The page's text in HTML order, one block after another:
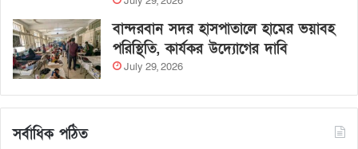
বান্দরবান সদর হাসপাতালে হামের ভয়াবহ
পরিস্থিতি, কার্যকর উদ্যোগের দাবি
July 29, 2026
সর্বাধিক পঠিত